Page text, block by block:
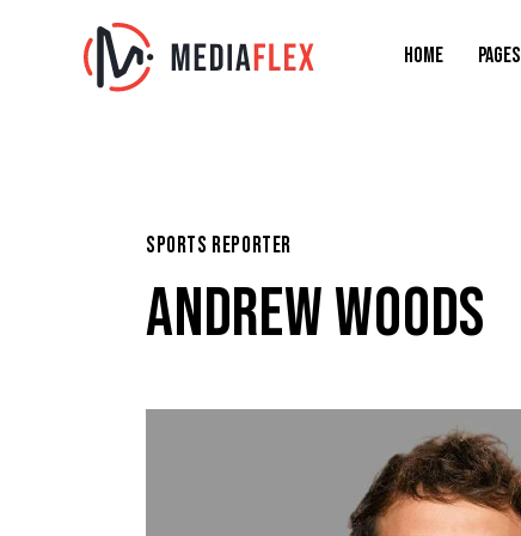
HOME PAGES
SPORTS REPORTER
ANDREW WOODS